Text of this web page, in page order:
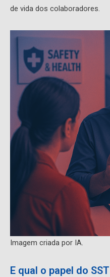
de vida dos colaboradores.
Imagem criada por IA.
E qual o papel do